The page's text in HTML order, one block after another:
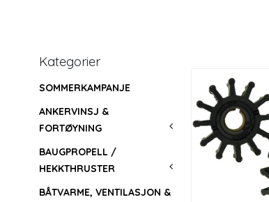
Kategorier
SOMMERKAMPANJE
ANKERVINSJ &
FORTØYNING
BAUGPROPELL /
HEKKTHRUSTER
BÅTVARME, VENTILASJON &